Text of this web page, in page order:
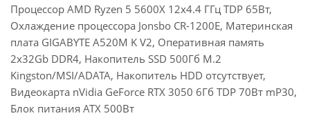
Процессор AMD Ryzen 5 5600X 12x4.4 ГГц TDP 65Вт,
Охлаждение процессора Jonsbo CR-1200E, Материнская
плата GIGABYTE A520M K V2, Оперативная память
2x32Gb DDR4, Накопитель SSD 500Гб M.2
Kingston/MSI/ADATA, Накопитель HDD отсутствует,
Видеокарта nVidia GeForce RTX 3050 6Гб TDP 70Вт mP30,
Блок питания ATX 500Вт